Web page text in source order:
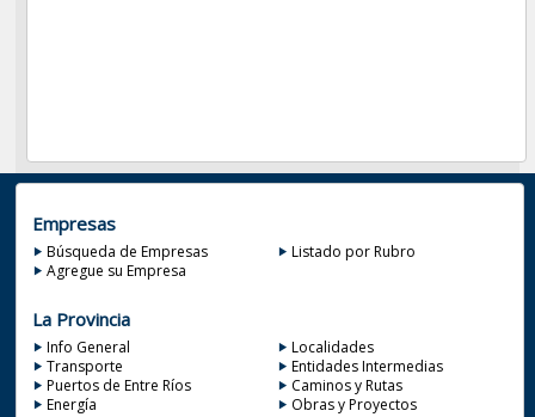
Empresas
Búsqueda de Empresas
Listado por Rubro
Agregue su Empresa
La Provincia
Info General
Localidades
Transporte
Entidades Intermedias
Puertos de Entre Ríos
Caminos y Rutas
Energía
Obras y Proyectos